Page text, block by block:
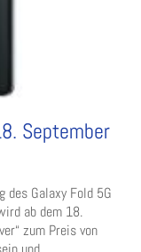
September
des Galaxy Fold 5G
ab dem 18.
zum Preis von